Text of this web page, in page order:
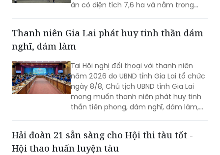
án có diện tích 7,6 ha và nằm trong
Thanh niên Gia Lai phát huy tinh thần dám
nghĩ, dám làm
Tại Hội nghị đối thoại với thanh niên
năm 2026 do UBND tỉnh Gia Lai tổ chức
ngày 8/8, Chủ tịch UBND tỉnh Gia Lai
mong muốn thanh niên phát huy tinh
thần tiên phong, dám nghĩ, dám làm,
phát triển của quê hương.
Hải đoàn 21 sẵn sàng cho Hội thi tàu tốt -
Hội thao huấn luyện tàu